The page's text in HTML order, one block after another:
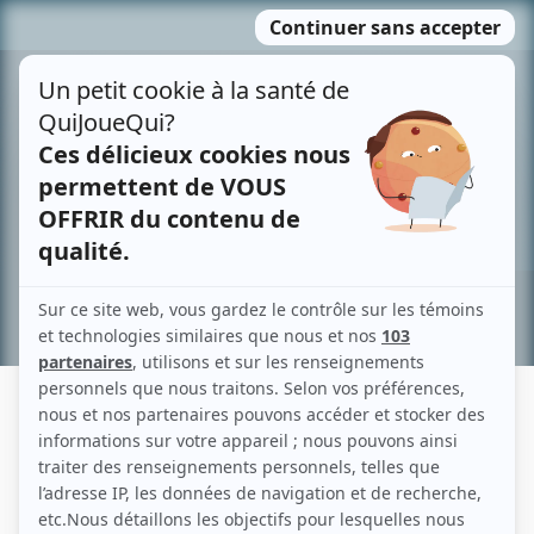
MENU
contenu
Recherche avancée »
BRUNO CYR
Liens
Fiche de Bruno Cyr sur Showbizz.net